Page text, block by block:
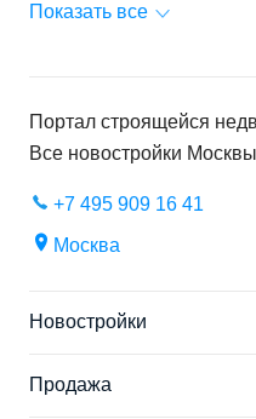
Показать все
Портал строящейся
Все новостройки Москвы
+7 495 909 16 41
Москва
Новостройки
Продажа